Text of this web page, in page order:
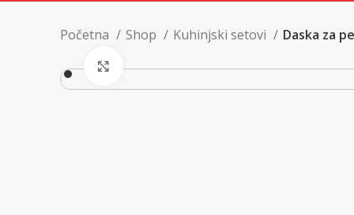
Početna Shop Kuhinjski setovi Daska za
Uvećaj sliku proizvoda